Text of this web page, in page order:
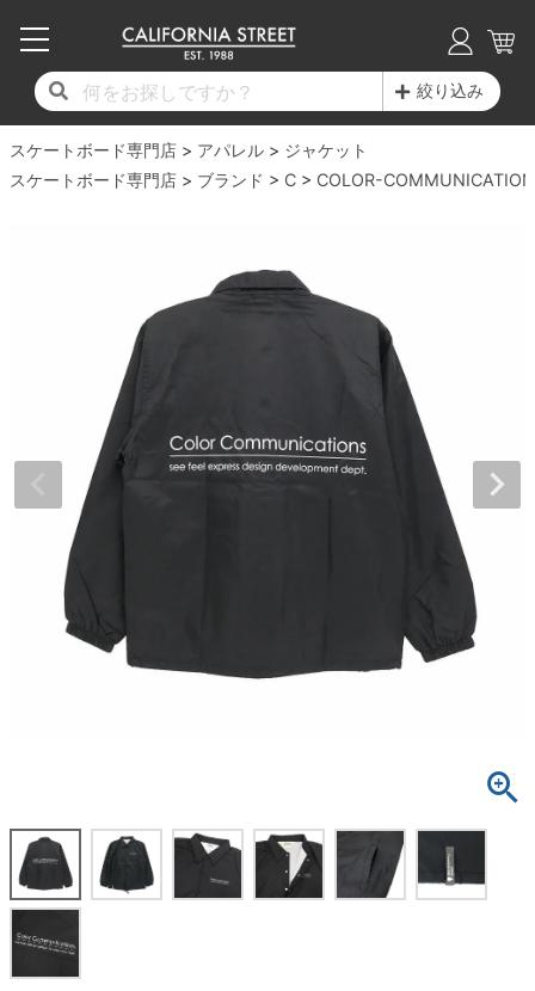
絞り込み
スケートボード専門店 アパレル
ジャケット
スケートボード専門店
ブランド C COLOR-
17時までのご注文は当日発送！
11,000円以上で送料無料！
毎月1日はポイント5倍！10日と20日は3倍！
17時までのご注文は当日発送！
11,000円以上で送料無料！
毎月1日はポイント5倍！10日と20日は3倍！
デッキブランド一覧（全てのデッキ）
サイズからデッキを選ぶ
子供用デッキ
7.0inch以下
7.7inch
7.8inch
7.9inch
8.0inch
8.4inch
8.5inch
17時までのご注文は当日発送！
11,000円以上で送料無料！
毎月1日はポイント5倍！10日と20日は3倍！
トラックブランド一覧（全てのトラック）
適合デッキサイズから選ぶ
7.0inch以下
7.2inch
7.8inch
7.9inch
8.0inch
8.1inch
8.5inch
8.6inch
ウィール
17時までのご注文は当日発送！
11,000円以上で送料無料！
毎月1日はポイント5倍！10日と20日は3倍！
ウィールブランド一覧（全てのウィール）
ウィールをサイズから選ぶ
50mm
51mm
56mm
57mm
58mm
59mm
64mm
65mm
スピットファイヤー F4（フォーミュラフォ
ボーンズ XF（エックスフォーミュラ）
ボーンズ STF（エスティーエフ）
パウエルペラルタ DF（ドラゴンフォーミュ
ベアリング
デッキテープ
ボルト
パーツ・その他
練習用アイテム（初心者におすすめ）
スケートケース・バッグ
メディア（雑誌・DVD・CD）
17時までのご注文は当日発送！
11,000円以上で送料無料！
毎月1日はポイント5倍！10日と20日は3倍！
シューズをサイズから選ぶ
20cm
21cm
24cm
24.5cm
25cm
25.5cm
27.5cm
28cm
インソール
シューレース・その他
17時までのご注文は当日発送！
11,000円以上で送料無料！
毎月1日はポイント5倍！10日と20日は3倍！
ロングスリーブTシャツ
ジャケット
パーカー
トレーナー・セーター
パンツ
ショーツ
長袖ボタンシャツ
キャップ
ソックス
アンダーウエア
17時までのご注文は当日発送！
11,000円以上で送料無料！
毎月1日はポイント5倍！10日と20日は3倍！
17時までのご注文は当日発送！
11,000円以上で送料無料！
毎月1日はポイント5倍！10日と20日は3倍！
スタッフおすすめアイテム
ブランド紹介
INFO
スケートパーク情報
17時までのご注文は当日発送！
11,000円以上で送料無料！
毎月1日はポイント5倍！10日と20日は3倍！
スタッフ紹介
カリフォルニアストリートの歴史
求人情報
プライバシーポリシー
特定商取引法に基づく表記